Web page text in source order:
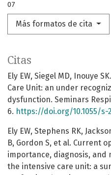
07
Más formatos de cita
Citas
Ely EW, Siegel MD, Inouye
Care Unit: an under
dysfunction. Seminars
6. https://doi.org/10.1055/s-
Ely EW, Stephens RK,
B, Gordon S, et al. Current
importance, diagnosis, and
the intensive care unit: a